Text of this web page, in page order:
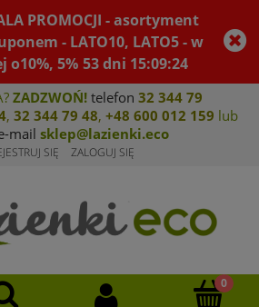
PROMOCJI - asortyment
- LATO10, LATO5 - w
o10%, 5% 53dni 15:09:24
ZADZWOŃ! telefon 32 344 79
, 32 344 79 48, +48 600 012 159 lub
mail sklep@lazienki.eco
SIĘ ZALOGUJ SIĘ